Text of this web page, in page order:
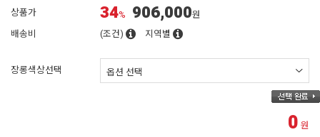
상품가 34% 906,000원
배송비
(조건) 지역별
장롱색상선택
0 원